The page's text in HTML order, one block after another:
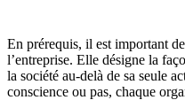
En prérequis, il est important
l’entreprise. Elle désigne la
la société au-delà de sa seule
conscience ou pas, chaque